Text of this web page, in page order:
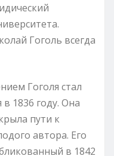
Гоголь всегда
Гоголя стал
в 1836 году. Она
пути к
автора. Его
в 1842